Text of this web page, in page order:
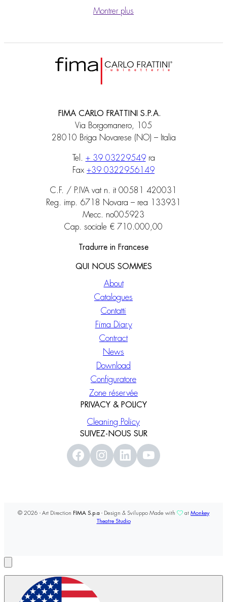
Montrer plus
FIMA CARLO FRATTINI S.P.A.
Via Borgomanero, 105
28010 Briga Novarese (NO) – Italia
Tel. + 39 03229549ra
Fax +39 0322956149
C.F. / P.IVA vat n. it 00581 420031
Reg. imp. 6718 Novara – rea 133931
Mecc. no005923
Cap. sociale € 710.000,00
Tradurre in Francese
QUI NOUS SOMMES
About
Catalogues
Contatti
Fima Diary
Contract
News
Download
Configuratore
Zone réservée
PRIVACY & POLICY
Cleaning Policy
SUIVEZ-NOUS SUR
© 2026 - Art Direction FIMA S.p.a - Design & Sviluppo Made with at Monkey
Theatre Studio